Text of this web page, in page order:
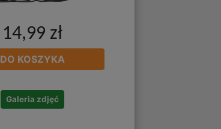
14,99 zł
DO KOSZYKA
Galeria zdjęć